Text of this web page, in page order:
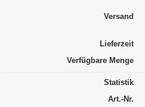
Versand
Lieferzeit
Verfügbare Menge
Statistik
Art.-Nr.